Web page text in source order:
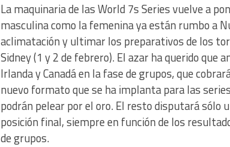
La maquinaria de las World 7s Series vuelve a
masculina como la femenina ya están rumbo a
aclimatación y ultimar los preparativos de los
Sidney (1 y 2 de febrero). El azar ha querido que
Irlanda y Canadá en la fase de grupos, que
nuevo formato que se ha implanta para las
podrán pelear por el oro. El resto disputará sólo
posición final, siempre en función de los
de grupos.